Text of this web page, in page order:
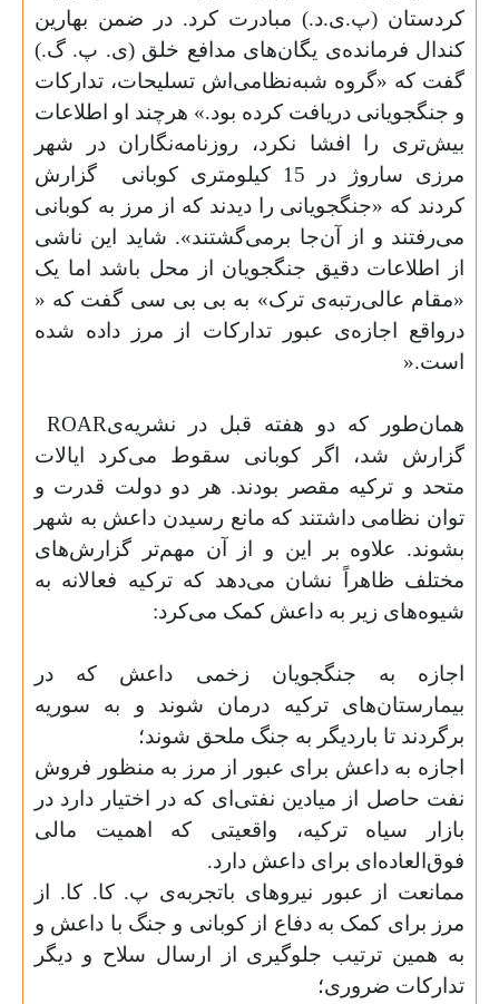
کردستان (پ.ی.د.) مبادرت کرد. در ضمن بهارین
کندال فرمانده‌ی یگان‌های مدافع خلق (ی. پ. گ.)
گفت که «گروه شبه‌نظامی‌اش تسلیحات، تدارکات
و جنگجویانی دریافت کرده بود.» هرچند او اطلاعات
بیش‌تری را افشا نکرد، روزنامه‌نگاران در شهر
مرزی ساروژ در 15 کیلومتری کوبانی
گزارش
کردند که «جنگجویانی را دیدند که از مرز به کوبانی
می‌رفتند و از آن‌جا برمیگشتند». شاید این ناشی
از اطلاعات دقیق جنگجویان از محل باشد اما یک
«مقام عالی‌رتبه‌ی ترک» به بی بی سی گفت که «
درواقع اجازه‌ی عبور تدارکات از مرز داده شده
است».
همان‌طور که دو هفته قبل در نشریه‌یROAR
گزارش شد، اگر کوبانی سقوط می‌کرد ایالات
متحد و ترکیه مقصر بودند. هر دو دولت قدرت و
توان نظامی داشتند که مانع رسیدن داعش به شهر
بشوند. علاوه بر این و از آن مهم‌تر گزارشهای
مختلف ظاهراً نشان میدهد که ترکیه فعالانه به
شیوه‌های زیر به داعش کمک می‌کرد:
اجازه به جنگجویان زخمی داعش که در
بیمارستان‌های ترکیه درمان شوند و به سوریه
برگردند تا باردیگر به جنگ ملحق شوند؛
اجازه به داعش برای عبور از مرز به منظور فروش
نفت حاصل از میادین نفتی‌ای که در اختیار دارد در
بازار سیاه ترکیه، واقعیتی که اهمیت مالی
فوق‌العادهای برای داعش دارد.
ممانعت از عبور نیروهای باتجربه‌ی پ. کا. کا. از
مرز برای کمک به دفاع از کوبانی و جنگ با داعش و
به همین ترتیب جلوگیری از ارسال سلاح و دیگر
تدارکات ضروری؛